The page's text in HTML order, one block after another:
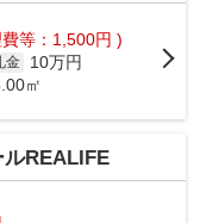
等：1,500円 )
金
10万円
㎡
REALIFE